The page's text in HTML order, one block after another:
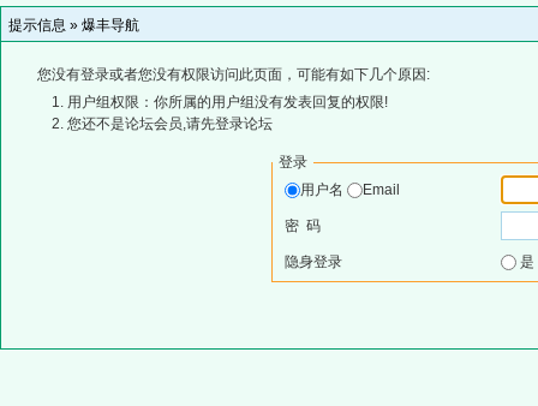
提示信息 » 爆丰导航
您没有登录或者您没有权限访问此页面，可能有如下几个原因:
用户组权限：你所属的用户组没有发表回复的权限!
您还不是论坛会员,请先登录论坛
登录
用户名
Email
密 码
隐身登录